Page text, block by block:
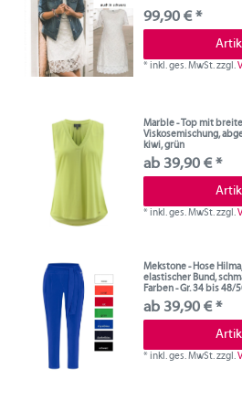
99,90 € *
*inkl. ges. MwSt.zzgl.
Marble - Top mit
Viskosemischung,
kiwi, grün
ab 39,90 € *
*inkl. ges. MwSt.zzgl.
Mekstone - Hose
elastischer Bund,
Farben - Gr. 34 bis
ab 39,90 € *
*inkl. ges. MwSt.zzgl.